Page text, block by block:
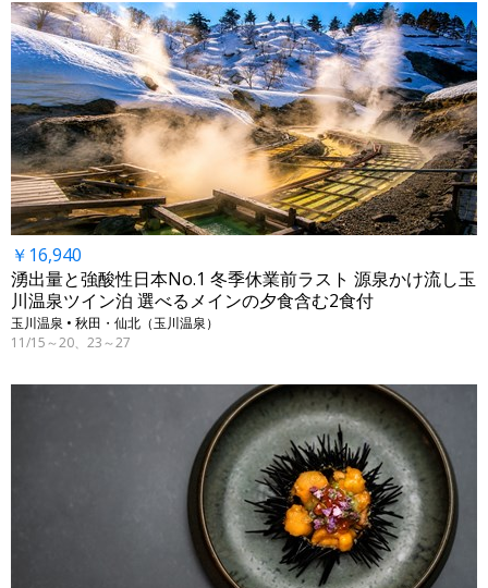
￥16,940
湧出量と強酸性日本No.1 冬季休業前ラスト 源泉かけ流し玉
川温泉ツイン泊 選べるメインの夕食含む2食付
玉川温泉 • 秋田・仙北（玉川温泉）
11/15～20、23～27